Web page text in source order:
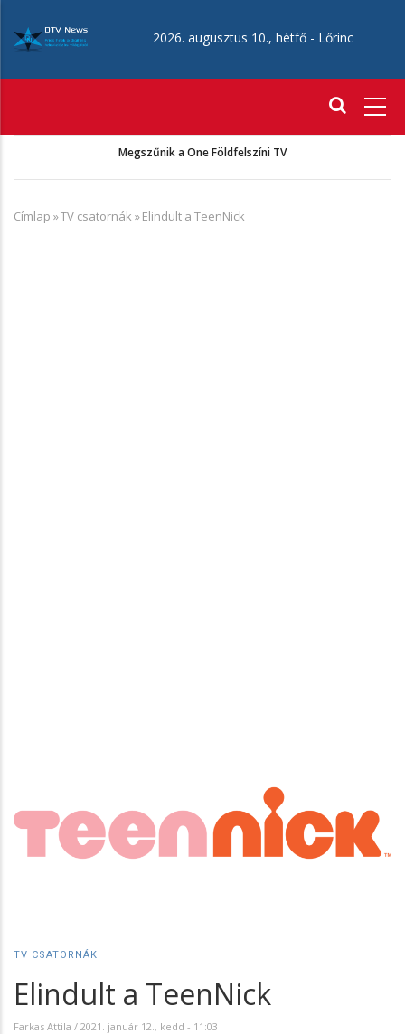
tartalomra
2026. augusztus 10., hétfő - Lőrinc
Megszűnik a One Földfelszíni TV
Morzsa
Címlap »TV csatornák »Elindult a TeenNick
TV CSATORNÁK
Elindult a TeenNick
Farkas Attila / 2021. január 12., kedd - 11:03